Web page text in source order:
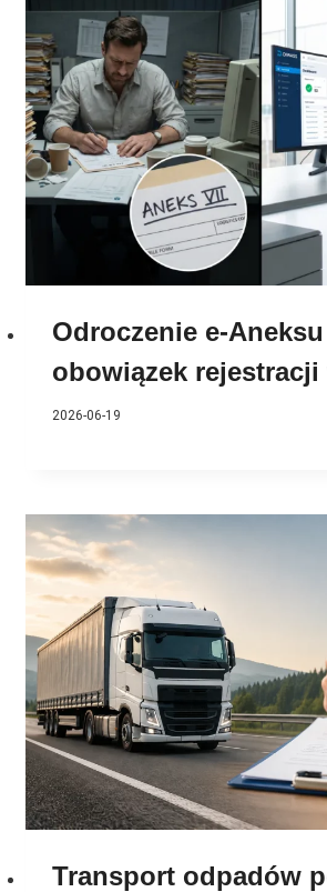
Odroczenie e-
obowiązek rejestracji
2026-06-19
Transport odpadów